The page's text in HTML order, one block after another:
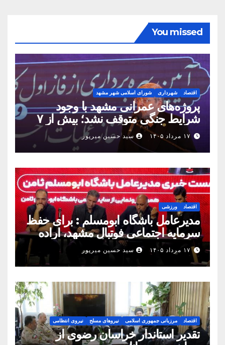
You missed
اقتصاد شهرداری شورای اسلامی شهر مشهد
پروژه‌های عمرانی مشهد با وجود
شرایط جنگی متوقف نشد؛ بیش از ۷
همت پروژه در ۱۶۰ روز به بهره‌برداری
رسید
۱۷ مرداد ۱۴۰۵ سید حسین میرپور
اقتصاد ورزشی
مدیرعامل باشگاه ابومسلم : برای حفظ
سرمایه اجتماعی فوتبال مشهد، اراده
مشترک استان شکل بگیرد
۱۷ مرداد ۱۴۰۵ سید حسین میرپور
اقتصاد مرزبانی جمهوری اسلامی نیروهای مسلح نیروی انتظامی
تقدیر استاندار خراسان رضوی از